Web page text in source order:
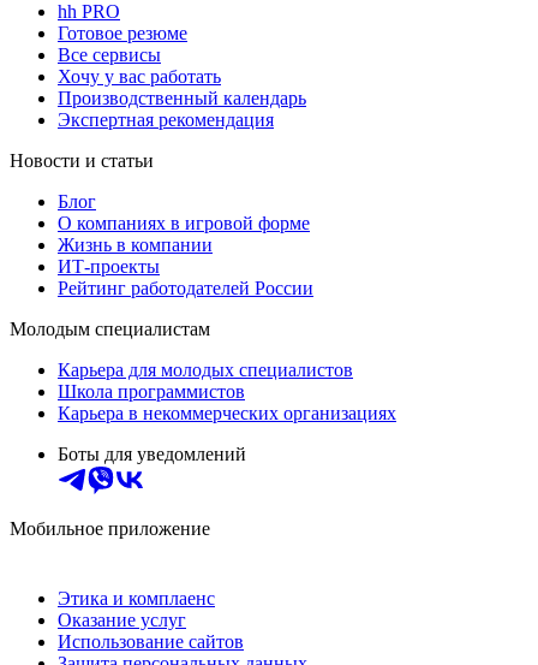
hh PRO
Готовое резюме
Все сервисы
Хочу у вас работать
Производственный календарь
Экспертная рекомендация
Новости и статьи
Блог
О компаниях в игровой форме
Жизнь в компании
ИТ-проекты
Рейтинг работодателей России
Молодым специалистам
Карьера для молодых специалистов
Школа программистов
Карьера в некоммерческих организациях
Боты для уведомлений
Мобильное приложение
Этика и комплаенс
Оказание услуг
Использование сайтов